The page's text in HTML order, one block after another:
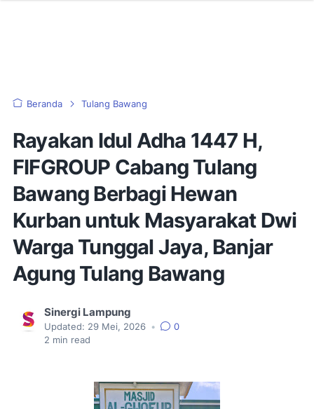
Beranda Tulang Bawang
Rayakan Idul Adha 1447 H,
FIFGROUP Cabang Tulang
Bawang Berbagi Hewan
Kurban untuk Masyarakat Dwi
Warga Tunggal Jaya, Banjar
Agung Tulang Bawang
Sinergi Lampung
Updated: 29 Mei, 2026 •
0
2 min read